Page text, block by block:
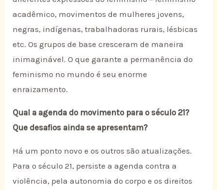
acadêmico, movimentos de mulheres jovens,
negras, indígenas, trabalhadoras rurais, lésbicas
etc. Os grupos de base cresceram de maneira
inimaginável. O que garante a permanência do
feminismo no mundo é seu enorme
enraizamento.
Qual a agenda do movimento para o século 21?
Que desafios ainda se apresentam?
Há um ponto novo e os outros são atualizações.
Para o século 21, persiste a agenda contra a
violência, pela autonomia do corpo e os direitos